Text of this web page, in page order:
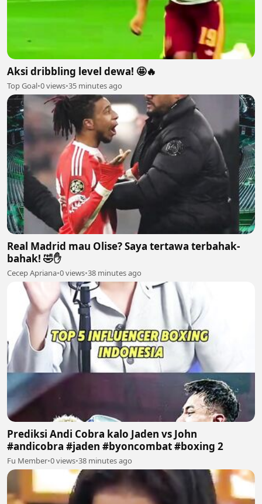
Aksi dribbling level dewa! 🤩🔥
Top Goal•0 views•35 minutes ago
Real Madrid mau Olise? Saya tertawa terbahak-
bahak! 🤣✋
Cecep Apriana•0 views•38 minutes ago
Prediksi Andi Cobra kalo Jaden vs John
#andicobra #jaden #byoncombat #boxing 2
Fu Member•0 views•38 minutes ago